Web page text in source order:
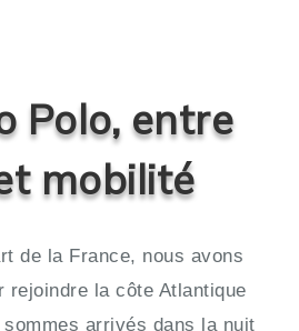
Polo, entre
mobilité
de la France, nous avons
rejoindre la côte Atlantique
arrivés dans la nuit